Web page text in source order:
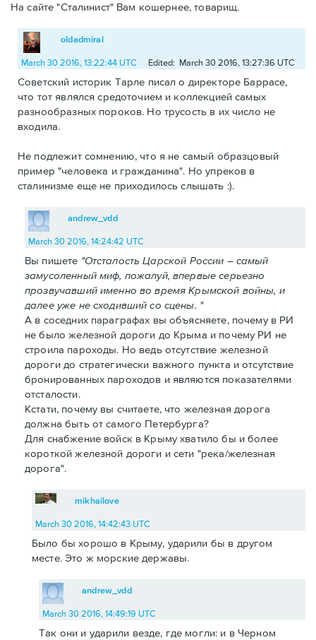
На сайте "Сталинист" Вам кошернее, товарищ.
oldadmiral
March 30 2016, 13:22:44 UTC Edited: March 30 2016, 13:27:36 UTC
Советский историк Тарле писал о директоре Баррасе,
что тот являлся средоточием и коллекцией самых
разнообразных пороков. Но трусость в их число не
входила.
Не подлежит сомнению, что я не самый образцовый
пример "человека и гражданина". Но упреков в
сталинизме еще не приходилось слышать :).
andrew_vdd
March 30 2016, 14:24:42 UTC
Вы пишете "Отсталость Царской России – самый
замусоленный миф, пожалуй, впервые серьезно
прозвучавший именно во время Крымской войны, и
далее уже не сходивший со сцены. "
А в соседних параграфах вы объясняете, почему в РИ
не было железной дороги до Крыма и почему РИ не
строила пароходы. Но ведь отсутствие железной
дороги до стратегически важного пункта и отсутствие
бронированных пароходов и являются показателями
отсталости.
Кстати, почему вы считаете, что железная дорога
должна быть от самого Петербурга?
Для снабжение войск в Крыму хватило бы и более
короткой железной дороги и сети "река/железная
дорога".
mikhailove
March 30 2016, 14:42:43 UTC
Было бы хорошо в Крыму, ударили бы в другом
месте. Это ж морские державы.
andrew_vdd
March 30 2016, 14:49:19 UTC
Так они и ударили везде, где могли: и в Черном